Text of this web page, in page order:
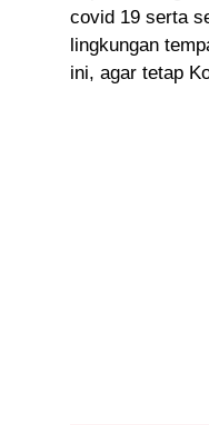
covid 19 serta
lingkungan
ini, agar tetap